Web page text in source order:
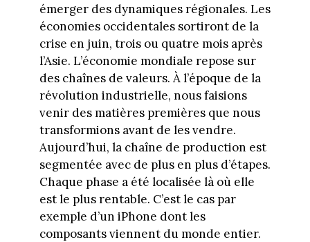
émerger des dynamiques régionales. Les
économies occidentales sortiront de la
crise en juin, trois ou quatre mois après
l’Asie. L’économie mondiale repose sur
des chaînes de valeurs. À l’époque de la
révolution industrielle, nous faisions
venir des matières premières que nous
transformions avant de les vendre.
Aujourd’hui, la chaîne de production est
segmentée avec de plus en plus d’étapes.
Chaque phase a été localisée là où elle
est le plus rentable. C’est le cas par
exemple d’un iPhone dont les
composants viennent du monde entier.